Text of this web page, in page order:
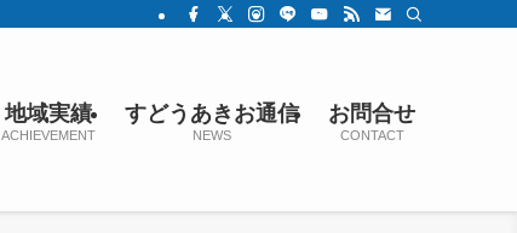
地域実績
ACHIEVEMENT
すどうあきお通信
NEWS
お問合せ
CONTACT